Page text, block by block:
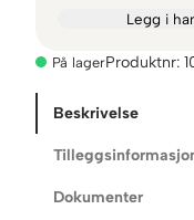
Legg i
På lagerProduktnr:
Beskrivelse
Dokumenter